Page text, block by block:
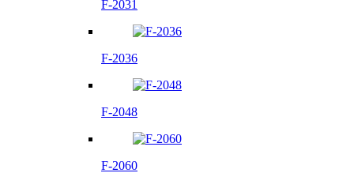
F-2031
F-2036
F-2048
F-2060